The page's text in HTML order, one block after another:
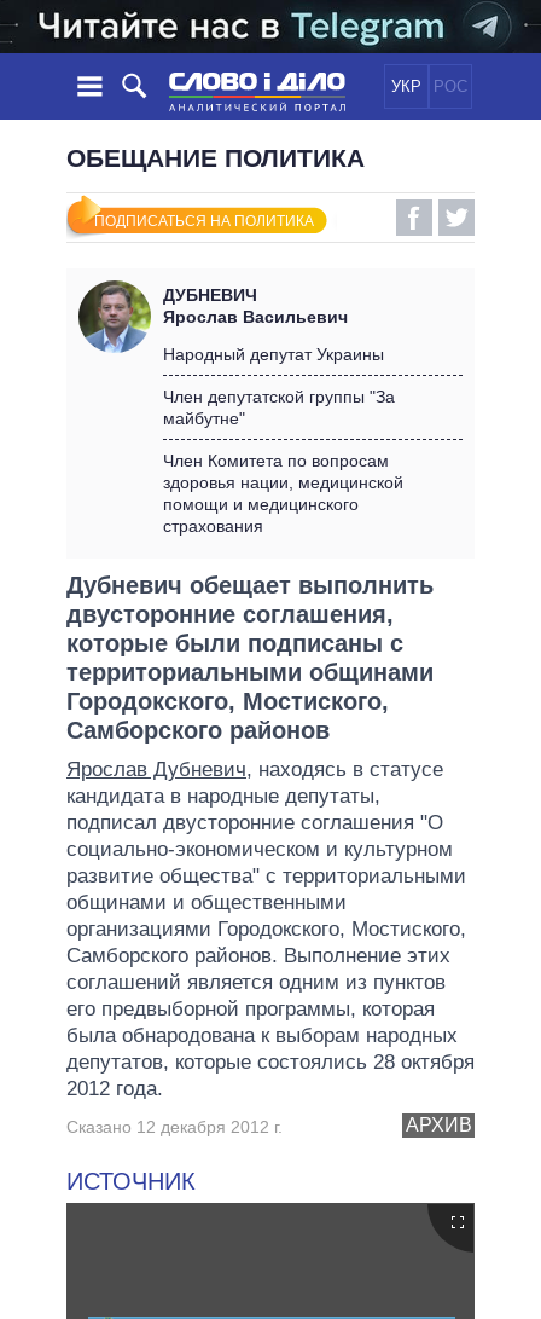
УКР РОС
НОВОСТИ
ЛЕНТА
СОБЫТИЯ
СТАТЬИ
МНЕНИЯ
ОБЗОРЫ
ДАЙДЖЕСТЫ
ПОЛИТИКА
ЭКОНОМИКА
МИР
ОБЕЩАНИЯ
ВСЕ ПОЛИТИКИ
ПРЕЗИДЕНТ И ОФИС
КАБИНЕТ МИНИСТРОВ
ГЛАВЫ ОБЛАДМИНИСТРАЦИЙ
ВСЕ ПЕРСОНЫ
ИНФОГРАФИКА
ВИДЕО
ПОДДЕРЖАТЬ
СРАВНЕНИЕ ПОЛИТИКОВ
ОБЕЩАНИЕ ПОЛИТИКА
ПОДПИСАТЬСЯ НА ПОЛИТИКА
ДУБНЕВИЧ
Ярослав Васильевич
Народный депутат Украины
Член депутатской группы "За
майбутне"
Член Комитета по вопросам
здоровья нации, медицинской
помощи и медицинского
страхования
Дубневич обещает выполнить
двусторонние соглашения,
которые были подписаны с
территориальными общинами
Городокского, Мостиского,
Самборского районов
Ярослав Дубневич, находясь в статусе
кандидата в народные депутаты,
подписал двусторонние соглашения "О
социально-экономическом и культурном
развитие общества" с территориальными
общинами и общественными
организациями Городокского, Мостиского,
Самборского районов. Выполнение этих
соглашений является одним из пунктов
его предвыборной программы, которая
была обнародована к выборам народных
депутатов, которые состоялись 28 октября
2012 года.
АРХИВ
Сказано 12 декабря 2012 г.
ИСТОЧНИК